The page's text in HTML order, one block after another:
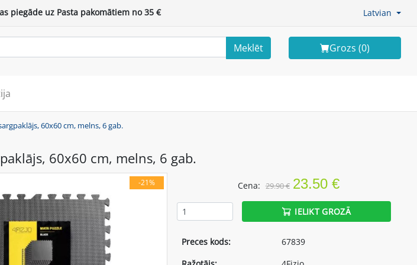
piegāde uz Pasta pakomātiem no 35 € Latvian
Meklēt Grozs (0)
60x60 cm, melns, 6 gab.
60x60 cm, melns, 6 gab.
-21% Cena: 29.90 € 23.50 €
IELIKT GROZĀ
Preces kods:
67839